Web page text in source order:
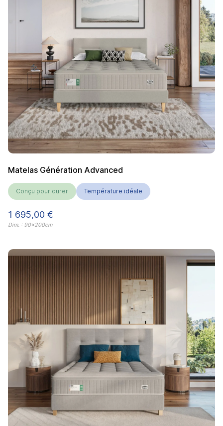
Matelas Génération Advanced
Conçu pour durer Température idéale
Prix
1 695,00 €
Dim. : 90x200cm